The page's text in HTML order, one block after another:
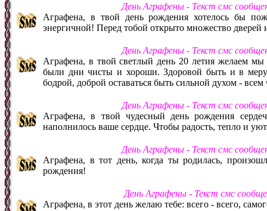
День Аграфены - Текст смс
Аграфена, в твой день рождения хотелось бы
энергичной! Перед тобой открыто множество дверей
День Аграфены - Текст смс
Аграфена, в твой светлый день 20 летия желаем
были дни чисты и хороши. Здоровой быть и в меру
бодрой, доброй оставаться быть сильной духом - всем
День Аграфены - Текст смс
Аграфена, в твой чудесный день рождения
наполнилось ваше сердце. Чтобы радость, тепло и
День Аграфены - Текст смс
Аграфена, в тот день, когда ты родилась,
рождения!
День Аграфены - Текст смс
Аграфена, в этот день желаю тебе: всего - всего,